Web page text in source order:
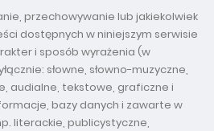
przechowywanie lub jakiekolwiek
dostępnych w niniejszym serwisie
i sposób wyrażenia (w
słowne, słowno-muzyczne,
audialne, tekstowe, graficzne i
bazy danych i zawarte w
literackie, publicystyczne,